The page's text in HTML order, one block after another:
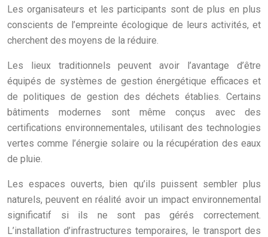
Les organisateurs et les participants sont de plus en plus
conscients de l’empreinte écologique de leurs activités, et
cherchent des moyens de la réduire.
Les lieux traditionnels peuvent avoir l’avantage d’être
équipés de systèmes de gestion énergétique efficaces et
de politiques de gestion des déchets établies. Certains
bâtiments modernes sont même conçus avec des
certifications environnementales, utilisant des technologies
vertes comme l’énergie solaire ou la récupération des eaux
de pluie.
Les espaces ouverts, bien qu’ils puissent sembler plus
naturels, peuvent en réalité avoir un impact environnemental
significatif si ils ne sont pas gérés correctement.
L’installation d’infrastructures temporaires, le transport des